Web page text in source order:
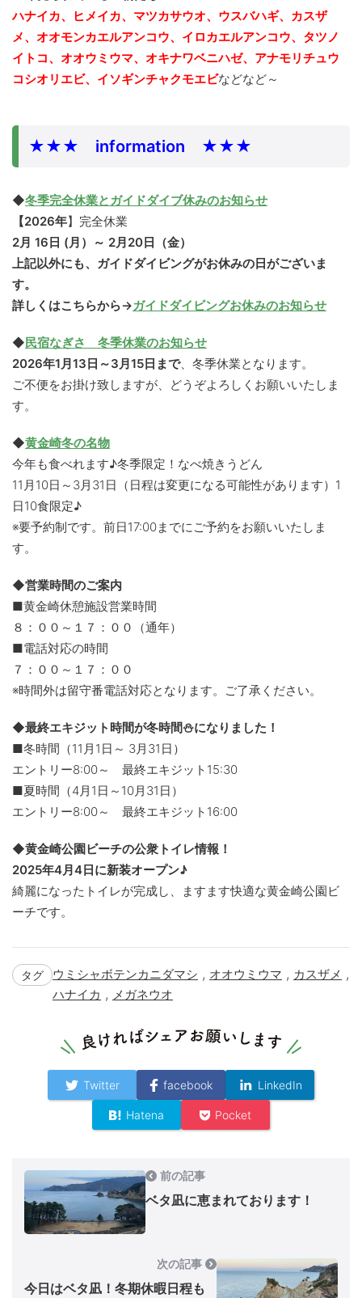
ハナイカ、ヒメイカ、マツカサウオ、ウスバハギ、カスザ
メ、オオモンカエルアンコウ、イロカエルアンコウ、タツノ
イトコ、オオウミウマ、 オキナワベニハゼ、アナモリチュウ
コシオリエビ、イソギンチャクモエビなどなど～
★★★ information ★★★
◆冬季完全休業とガイドダイブ休みのお知らせ
【2026年】完全休業
2月 16日 (月）～ 2月20日（金）
上記以外にも、ガイドダイビングがお休みの日がございま
す。
詳しくはこちらから→ガイドダイビングお休みのお知らせ
◆ 民宿なぎさ 冬季休業のお知らせ
2026年1月13日～3月15日まで、冬季休業となります。
ご不便をお掛け致しますが、どうぞよろしくお願いいたしま
す。
◆黄金崎冬の名物
今年も食べれます♪冬季限定！なべ焼きうどん
11月10日～3月31日（日程は変更になる可能性があります）1
日10食限定♪
※要予約制です。前日17:00までにご予約をお願いいたしま
す。
◆営業時間のご案内
■黄金崎休憩施設営業時間
８：００～１７：００（通年）
■電話対応の時間
７：００～１７：００
※時間外は留守番電話対応となります。ご了承ください。
◆最終エキジット時間が冬時間⛄になりました！
■冬時間（11月1日～ 3月31日）
エントリー8:00～ 最終エキジット15:30
■夏時間（4月1日～10月31日）
エントリー8:00～ 最終エキジット16:00
◆黄金崎公園ビーチの公衆トイレ情報！
2025年4月4日に新装オープン♪
綺麗になったトイレが完成し、ますます快適な黄金崎公園ビ
ーチです。
タグ ウミシャボテンカニダマシ , オオウミウマ , カスザメ ,
ハナイカ , メガネウオ
Twitter facebook LinkedIn
Hatena Pocket
前の記事
ベタ凪に恵まれております！
次の記事
今日はベタ凪！冬期休暇日程も